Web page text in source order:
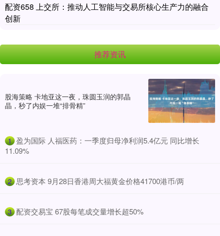
配资658 上交所：推动人工智能与交易所核心生产力的融合
创新
推荐资讯
股海策略 卡地亚这一夜，珠圆玉润的郭晶
晶，秒了内娱一堆“排骨精”
1 ​盈为国际 人福医药：一季度归母净利润5.4亿元 同比增长
11.09%
2 ​思考资本 9月28日香港周大福黄金价格41700港币/两
3 ​配资交易宝 67股每笔成交量增长超50%